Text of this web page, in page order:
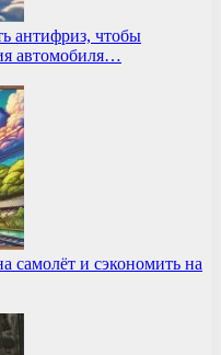
антифриз, чтобы
автомобиля…
самолёт и сэкономить на